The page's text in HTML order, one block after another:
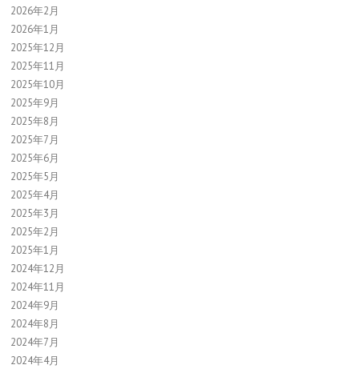
2026年2月
2026年1月
2025年12月
2025年11月
2025年10月
2025年9月
2025年8月
2025年7月
2025年6月
2025年5月
2025年4月
2025年3月
2025年2月
2025年1月
2024年12月
2024年11月
2024年9月
2024年8月
2024年7月
2024年4月